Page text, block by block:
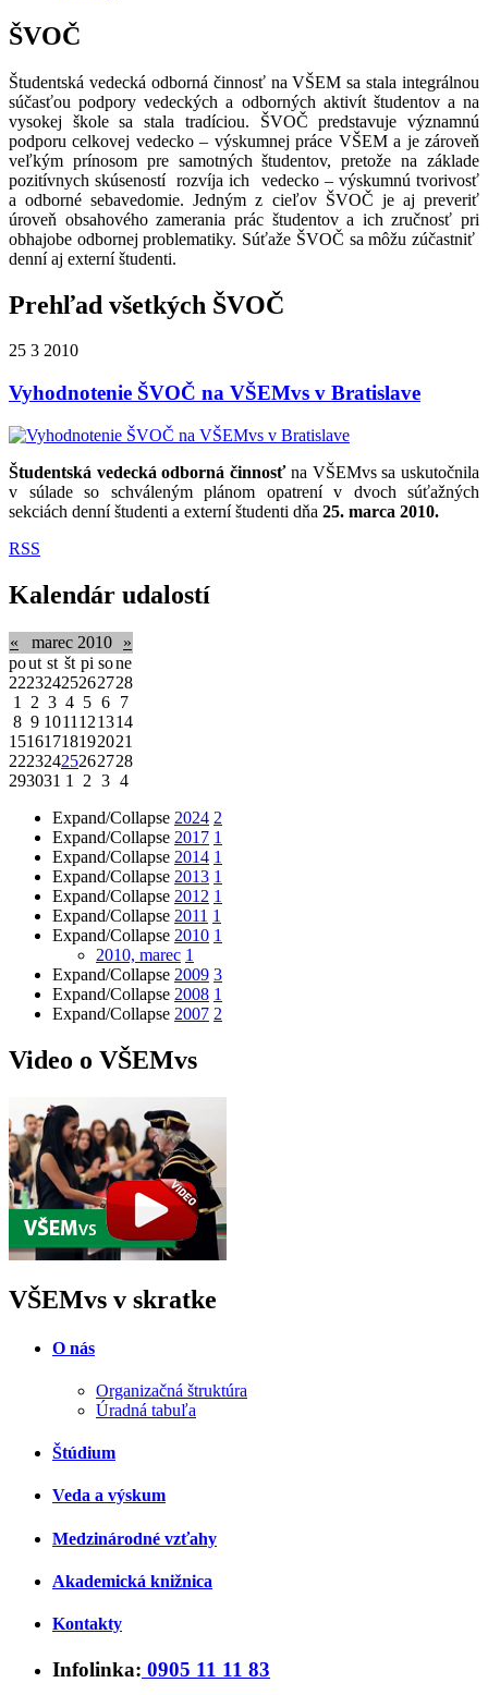
ŠVOČ
Študentská vedecká odborná činnosť na VŠEM sa stala integrálnou
súčasťou podpory vedeckých a odborných aktivít študentov a na
vysokej škole sa stala tradíciou. ŠVOČ predstavuje významnú
podporu celkovej vedecko – výskumnej práce VŠEM a je zároveň
veľkým prínosom pre samotných študentov, pretože na základe
pozitívnych skúseností rozvíja ich vedecko – výskumnú tvorivosť
a odborné sebavedomie. Jedným z cieľov ŠVOČ je aj preveriť
úroveň obsahového zamerania prác študentov a ich zručnosť pri
obhajobe odbornej problematiky. Súťaže ŠVOČ sa môžu zúčastniť
denní aj externí študenti.
Prehľad všetkých ŠVOČ
25 3 2010
Vyhodnotenie ŠVOČ na VŠEMvs v Bratislave
Študentská vedecká odborná činnosťna VŠEMvs sa uskutočnila
v súlade so schváleným plánom opatrení v dvoch súťažných
sekciách denní študenti a externí študenti dňa 25. marca 2010.
RSS
Kalendár udalostí
« marec 2010
»
pout st št pi sone
22232425262728
1
2 3 4 5 6
7
8 9 1011 121314
15161718192021
22232425262728
293031 1 2 3 4
Expand/Collapse 2024 2
Expand/Collapse 2017 1
Expand/Collapse 2014 1
Expand/Collapse 2013 1
Expand/Collapse 2012 1
Expand/Collapse 2011 1
Expand/Collapse 2010 1
2010, marec 1
Expand/Collapse 2009 3
Expand/Collapse 2008 1
Expand/Collapse 2007 2
Video o VŠEMvs
VŠEMvs v skratke
O nás
Organizačná štruktúra
Úradná tabuľa
Štúdium
Veda a výskum
Medzinárodné vzťahy
Akademická knižnica
Kontakty
Infolinka: 0905 11 11 83